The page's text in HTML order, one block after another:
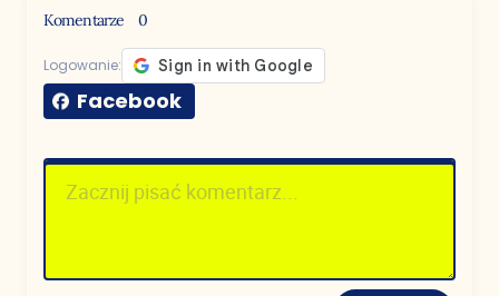
Komentarze 0
Logowanie:
Facebook